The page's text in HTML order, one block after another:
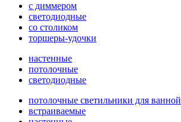
с диммером
светодиодные
со столиком
торшеры-удочки
настенные
потолочные
светодиодные
потолочные светильники для ванной
встраиваемые